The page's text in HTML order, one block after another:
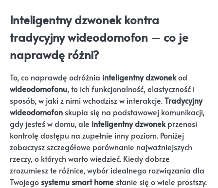
Inteligentny dzwonek kontra
tradycyjny wideodomofon – co je
naprawdę różni?
To, co naprawdę odróżnia inteligentny dzwonekod
wideodomofonu, to ich funkcjonalność, elastyczność i
sposób, w jaki z nimi wchodzisz w interakcje.Tradycyjny
wideodomofon skupia się na podstawowej komunikacji,
gdy jesteś w domu, ale inteligentny dzwonekprzenosi
kontrolę dostępu na zupełnie inny poziom. Poniżej
zobaczysz szczegółowe porównanie najważniejszych
rzeczy, o których warto wiedzieć. Kiedy dobrze
zrozumiesz te różnice, wybór idealnego rozwiązania dla
Twojego systemu smart home stanie się o wiele prostszy.